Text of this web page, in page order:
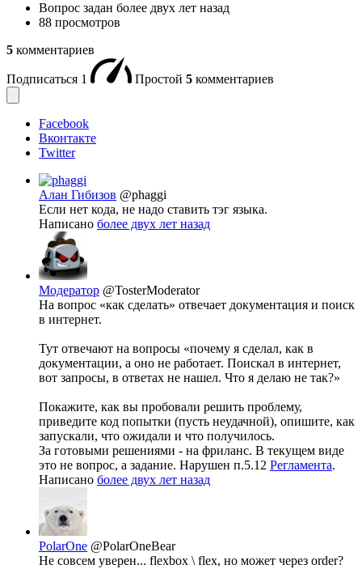
Вопрос задан более двух лет назад
88 просмотров
5 комментариев
Подписаться 1 Простой 5 комментариев
Facebook
Вконтакте
Twitter
Алан Гибизов @phaggi
Если нет кода, не надо ставить тэг языка.
Написано более двух лет назад
Модератор @TosterModerator
На вопрос «как сделать» отвечает документация и поиск
в интернет.
Тут отвечают на вопросы «почему я сделал, как в
документации, а оно не работает. Поискал в интернет,
вот запросы, в ответах не нашел. Что я делаю не так?»
Покажите, как вы пробовали решить проблему,
приведите код попытки (пусть неудачной), опишите, как
запускали, что ожидали и что получилось.
За готовыми решениями - на фриланс. В текущем виде
это не вопрос, а задание. Нарушен п.5.12 Регламента.
Написано более двух лет назад
PolarOne @PolarOneBear
Не совсем уверен... flexbox \ flex, но может через order?